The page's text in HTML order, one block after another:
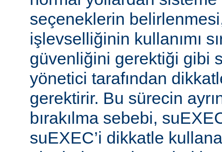
seçeneklerin
işlevselliğinin kullanımı
güvenliğini gerektiği gibi
yönetici tarafından
gerektirir. Bu sürecin
bırakılma sebebi,
suEXEC’i dikkatle